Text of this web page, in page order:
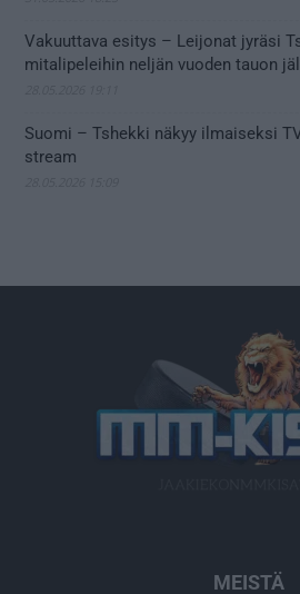
Vakuuttava esitys – Leijonat jyräsi
mitalipeleihin neljän vuoden tauon
Suomi – Tshekki näkyy ilmaiseksi
stream
MEISTÄ